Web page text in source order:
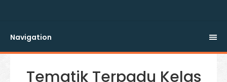
Navigation
Tematik Terpadu Kelas